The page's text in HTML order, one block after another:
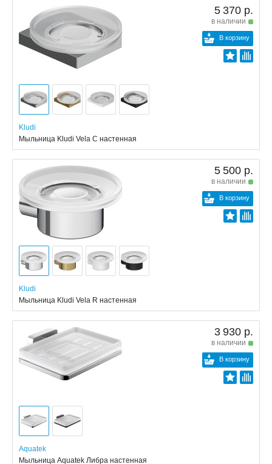
5 370 р.
в наличии
В корзину
Kludi
Мыльница Kludi Vela C настенная
5 500 р.
в наличии
В корзину
Kludi
Мыльница Kludi Vela R настенная
3 930 р.
в наличии
В корзину
Aquatek
Мыльница Aquatek Либра настенная